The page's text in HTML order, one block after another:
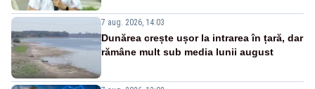
7 aug. 2026, 14:03
Dunărea crește ușor la intrarea în țară, dar
rămâne mult sub media lunii august